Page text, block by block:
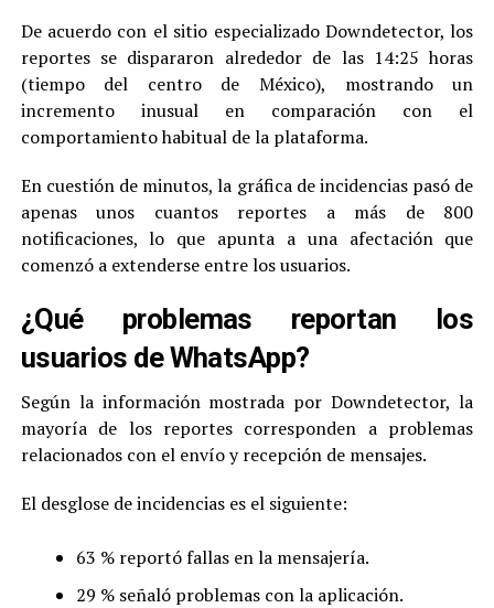
De acuerdo con el sitio especializado Downdetector, los
reportes se dispararon alrededor de las 14:25 horas
(tiempo del centro de México), mostrando un
incremento inusual en comparación con el
comportamiento habitual de la plataforma.
En cuestión de minutos, la gráfica de incidencias pasó de
apenas unos cuantos reportes a más de 800
notificaciones, lo que apunta a una afectación que
comenzó a extenderse entre los usuarios.
¿Qué problemas reportan los
usuarios de WhatsApp?
Según la información mostrada por Downdetector, la
mayoría de los reportes corresponden a problemas
relacionados con el envío y recepción de mensajes.
El desglose de incidencias es el siguiente:
63 % reportó fallas en la mensajería.
29 % señaló problemas con la aplicación.